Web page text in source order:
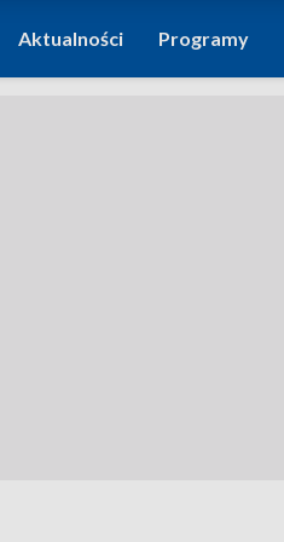
Aktualności Programy